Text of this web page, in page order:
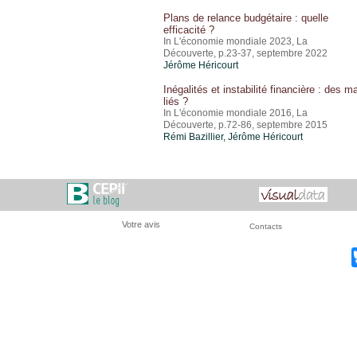
Plans de relance budgétaire : quelle
efficacité ?
In L'économie mondiale 2023, La
Découverte, p.23-37, septembre 2022
Jérôme Héricourt
Inégalités et instabilité financière : des
liés ?
In L'économie mondiale 2016, La
Découverte, p.72-86, septembre 2015
Rémi Bazillier, Jérôme Héricourt
Votre avis Contacts